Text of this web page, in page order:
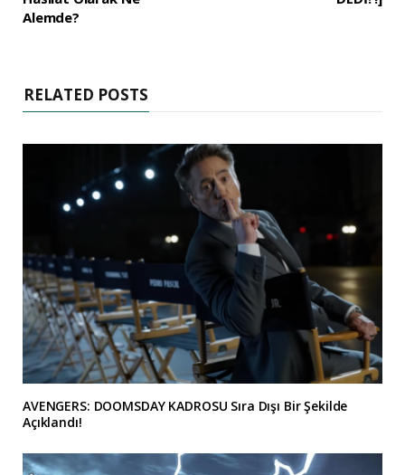
Alemde?
RELATED POSTS
AVENGERS: DOOMSDAY KADROSU Sıra Dışı Bir Şekilde
Açıklandı!